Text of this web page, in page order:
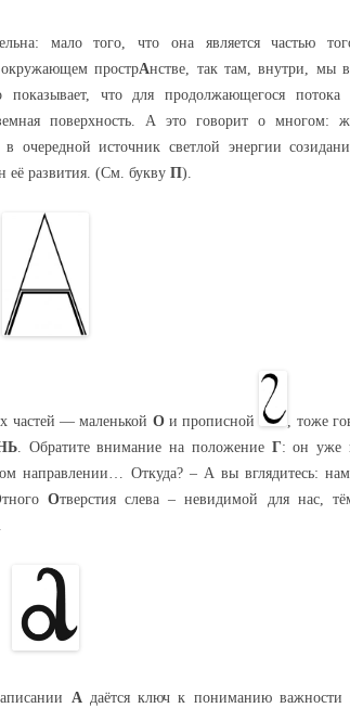
мало того, что она является частью
прострАнстве, так там, внутри, мы
показывает, что для продолжающегося потока
поверхность. А это говорит о многом:
в очередной источник светлой энергии
её развития. (См. букву П).
частей — маленькой О и прописной
, тоже
. Обратите внимание на положение Г: он уже
направлении… Откуда? – А вы вглядитесь:
тного Отверстия слева – невидимой для нас,
А даётся ключ к пониманию важности